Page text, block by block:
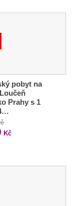
pobyt na
Prahy s 1
Kč